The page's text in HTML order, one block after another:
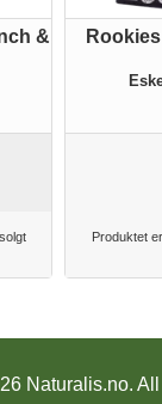
&
Produktet
Naturalis.no. All